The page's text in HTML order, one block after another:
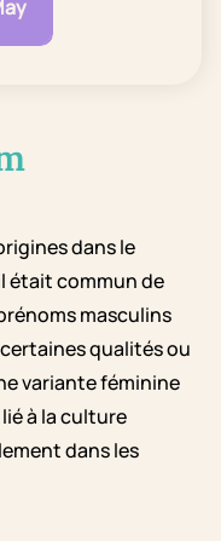
dans le
était commun de
masculins
qualités ou
variante féminine
à la culture
dans les